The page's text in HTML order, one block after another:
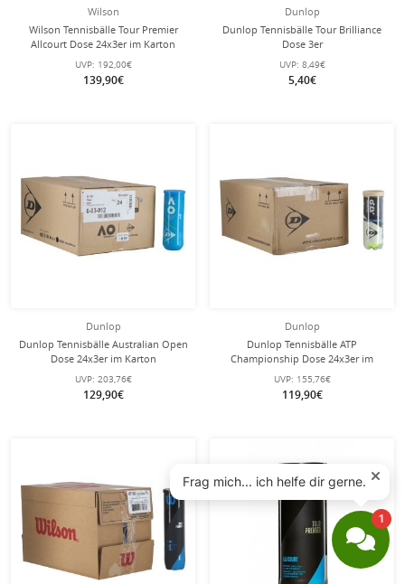
Wilson
Wilson Tennisbälle Tour Premier
Allcourt Dose 24x3er im Karton
UVP: 192,00€
139,90€
Dunlop
Dunlop Tennisbälle Tour Brilliance
Dose 3er
UVP: 8,49€
5,40€
Dunlop
Dunlop Tennisbälle Australian Open
Dose 24x3er im Karton
UVP: 203,76€
129,90€
Dunlop
Dunlop Tennisbälle ATP
Championship Dose 24x3er im
Karton
UVP: 155,76€
119,90€